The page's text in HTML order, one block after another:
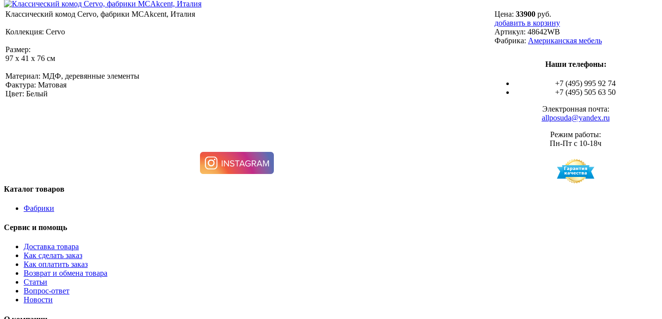
Классический комод Cervo, фабрики MCAkcent, Италия
Коллекция: Cervo
Размер:
97 х 41 х 76 см
Материал: МДФ, деревянные элементы
Фактура: Матовая
Цвет: Белый
Цена: 33900 руб.
добавить в корзину
Артикул: 48642WB
Фабрика: Американская мебель
Наши телефоны:
+7 (495) 995 92 74
+7 (495) 505 63 50
Электронная почта:
allposuda@yandex.ru
Режим работы:
Пн-Пт с 10-18ч
Каталог товаров
Фабрики
Сервис и помощь
Доставка товара
Как сделать заказ
Как оплатить заказ
Возврат и обмена товара
Статьи
Вопрос-ответ
Новости